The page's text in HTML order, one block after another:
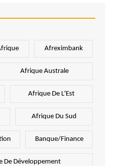
Afreximbank
Afrique Australe
Afrique De L'Est
Afrique Du Sud
Banque/Finance
De Développement